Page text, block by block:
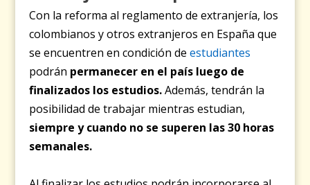
Con la reforma al reglamento de extranjería, los
colombianos y otros extranjeros en España que
se encuentren en condición deestudiantes
podrán permanecer en el país luego de
finalizados los estudios.Además, tendrán la
posibilidad de trabajar mientras estudian,
siempre y cuando no se superen las 30 horas
semanales.